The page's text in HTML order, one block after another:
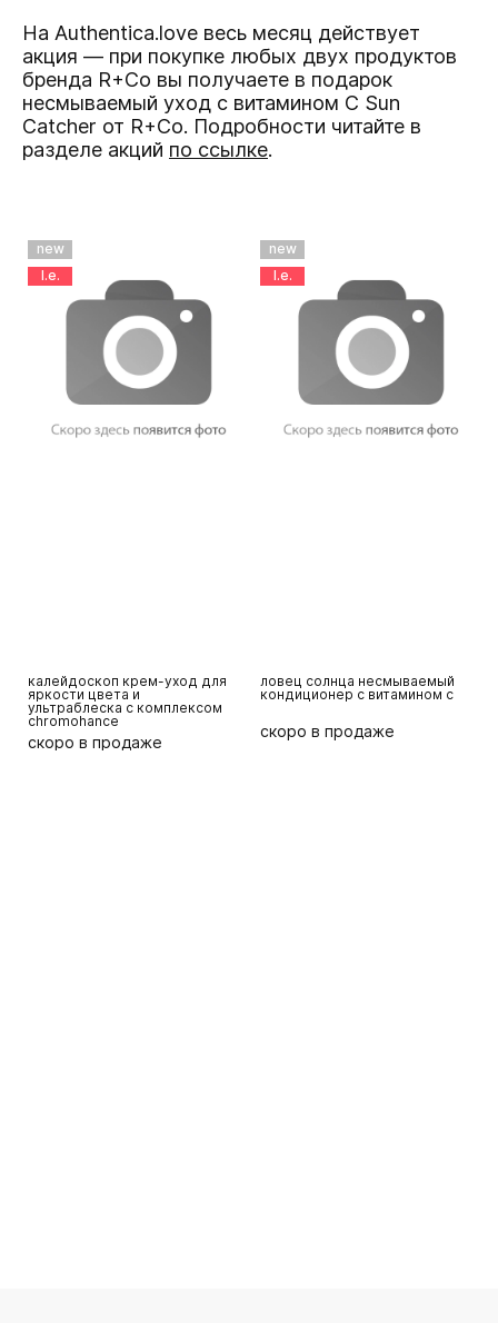
На Authentica.love весь месяц действует
акция — при покупке любых двух продуктов
бренда R+Co вы получаете в подарок
несмываемый уход с витамином С Sun
Catcher от R+Co. Подробности читайте в
разделе акций по ссылке.
new
l.e.
калейдоскоп крем-уход для
яркости цвета и
ультраблеска с комплексом
chromohance
скоро в продаже
new
l.e.
ловец солнца несмываемый
кондиционер с витамином с
скоро в продаже